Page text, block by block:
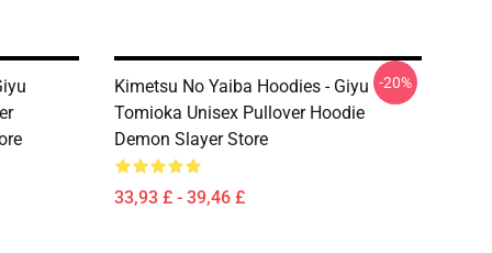
Kimetsu No Yaiba Hoodies - Giyu
Tomioka Unisex Pullover Hoodie
Demon Slayer Store
33,93 £ - 39,46 £
-20%